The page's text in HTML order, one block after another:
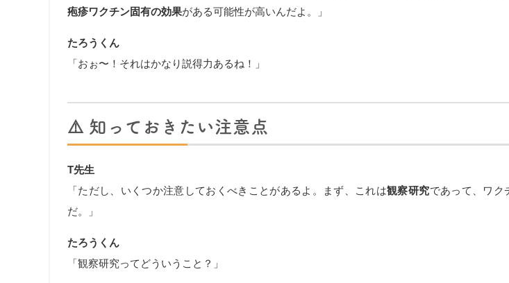
疱疹ワクチン固有の効果がある可能性が高いんだよ。」
たろうくん
「おぉ〜！それはかなり説得力あるね！」
⚠️ 知っておきたい注意点
T先生
「ただし、いくつか注意しておくべきことがあるよ。まず、これは観察研究であって、ワク
だ。」
たろうくん
「観察研究ってどういうこと？」